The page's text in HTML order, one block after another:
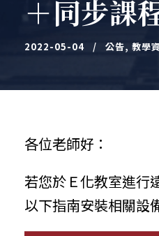
＋同步課
2022-05-04 公告, 教學
各位老師好：
若您於Ｅ化教室進行
以下指南安裝相關設